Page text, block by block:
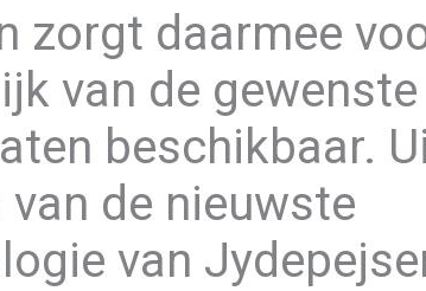
zorgt daarmee
van de
beschikbaar.
de nieuwste
van